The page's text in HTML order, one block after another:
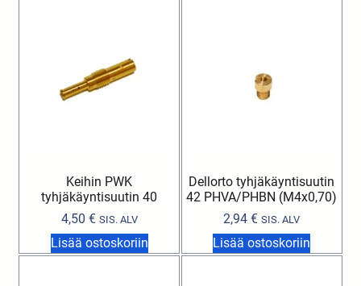
Keihin PWK
tyhjäkäyntisuutin 40
4,50 € SIS. ALV
Lisää ostoskoriin
Dellorto tyhjäkäyntisuutin
42 PHVA/PHBN (M4x0,70)
2,94€ SIS. ALV
Lisää ostoskoriin